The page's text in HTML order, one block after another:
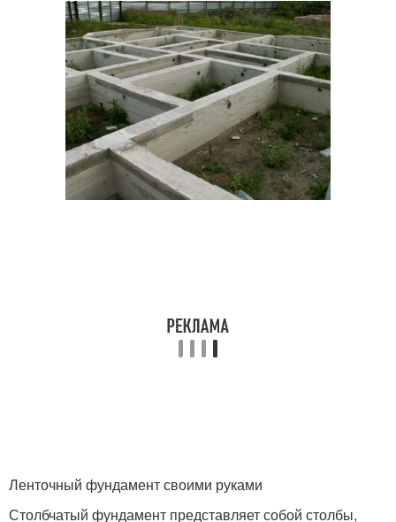
Ленточный фундамент своими руками
Столбчатый фундамент представляет собой столбы,